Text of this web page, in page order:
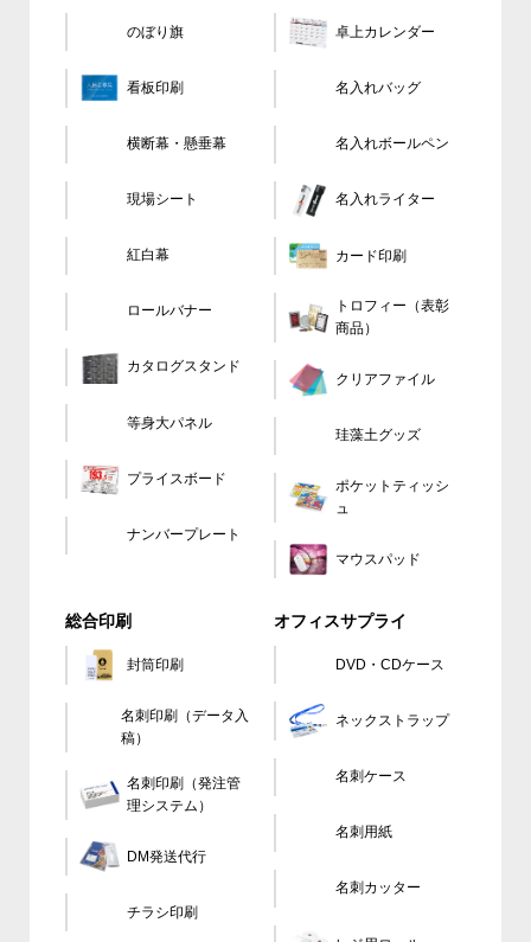
のぼり旗
看板印刷
横断幕・懸垂幕
現場シート
紅白幕
ロールバナー
カタログスタンド
等身大パネル
プライスボード
ナンバープレート
卓上カレンダー
名入れバッグ
名入れボールペン
名入れライター
カード印刷
トロフィー（表彰
商品）
クリアファイル
珪藻土グッズ
ポケットティッシ
ュ
マウスパッド
総合印刷
封筒印刷
名刺印刷（データ
入稿）
名刺印刷（発注管
理システム）
DM発送代行
チラシ印刷
オフィスサプライ
DVD・CDケース
ネックストラップ
名刺ケース
名刺用紙
名刺カッター